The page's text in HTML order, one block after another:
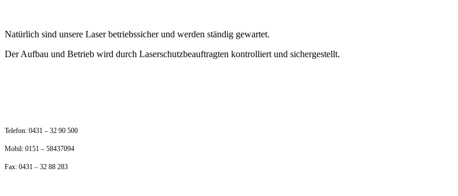
Natürlich sind unsere Laser betriebssicher und werden ständig gewartet.
Der Aufbau und Betrieb wird durch Laserschutzbeauftragten kontrolliert und sichergestellt.
Telefon: 0431 – 32 90 500
Mobil: 0151 – 58437094
Fax: 0431 – 32 88 283